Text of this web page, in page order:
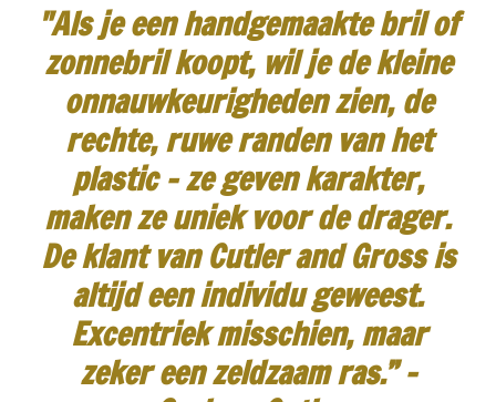
"Als je een handgemaakte bril of
zonnebril koopt, wil je de kleine
onnauwkeurigheden zien, de
rechte, ruwe randen van het
plastic - ze geven karakter,
maken ze uniek voor de drager.
De klant van Cutler and Gross is
altijd een individu geweest.
Excentriek misschien, maar
zeker een zeldzaam ras.” -